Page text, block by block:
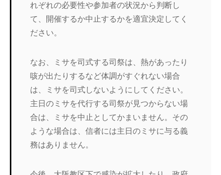
れぞれの必要性や参加者の状況から判断し
て、開催するか中止するかを適宜決定してく
ださい。
なお、ミサを司式する司祭は、熱があったり
咳が出たりするなど体調がすぐれない場合
は、ミサを司式しないようにしてください。
主日のミサを代行する司祭が見つからない場
合は、ミサを中止としてかまいません。その
ような場合は、信者には主日のミサに与る義
務はありません。